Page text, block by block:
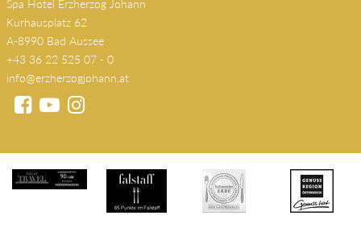
Spa Hotel Erzherzog Johann
Kurhausplatz 62
A-8990 Bad Aussee
+43 36 22 525 07 - 0
info@erzherzogjohann.at